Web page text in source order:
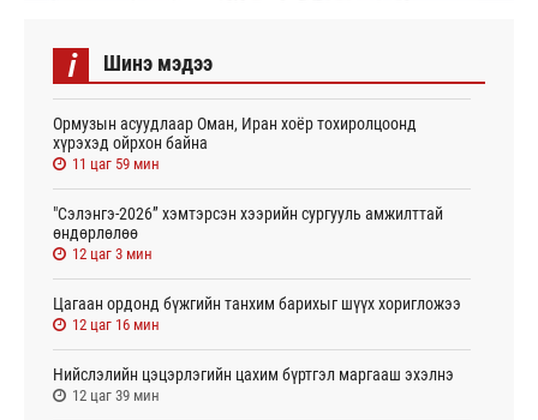
i Шинэ мэдээ
Ормузын асуудлаар Оман, Иран хоёр тохиролцоонд
хүрэхэд ойрхон байна
11 цаг 59 мин
"Сэлэнгэ-2026” хэмтэрсэн хээрийн сургууль амжилттай
өндөрлөлөө
12 цаг 3 мин
Цагаан ордонд бүжгийн танхим барихыг шүүх хоригложээ
12 цаг 16 мин
Нийслэлийн цэцэрлэгийн цахим бүртгэл маргааш эхэлнэ
12 цаг 39 мин